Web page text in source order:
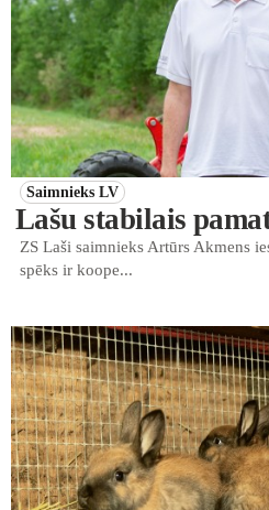
Saimnieks LV
Lašu stabilais
ZS Laši saimnieks Artūrs Akmens
spēks ir koope...